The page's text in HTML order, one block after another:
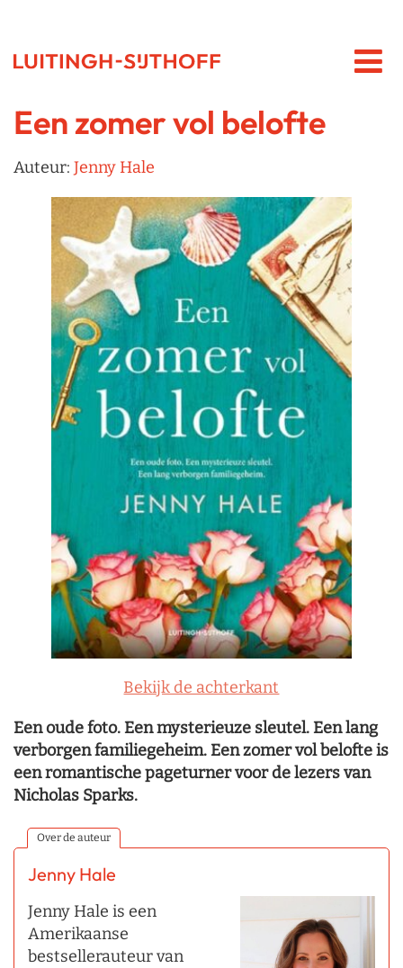
Een zomer vol belofte
Auteur: Jenny Hale
Bekijk de achterkant
Een oude foto. Een mysterieuze sleutel. Een lang
verborgen familiegeheim. Een zomer vol belofte is
een romantische pageturner voor de lezers van
Nicholas Sparks.
Over de auteur
Jenny Hale
Jenny Hale is een
Amerikaanse
bestsellerauteur van